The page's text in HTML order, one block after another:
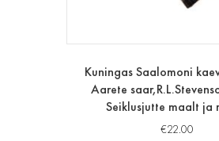
Kuningas Saalomoni
Aarete
Seiklusjutte maalt ja
€22.00